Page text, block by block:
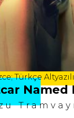
Türkçe
Named
Tramvayı